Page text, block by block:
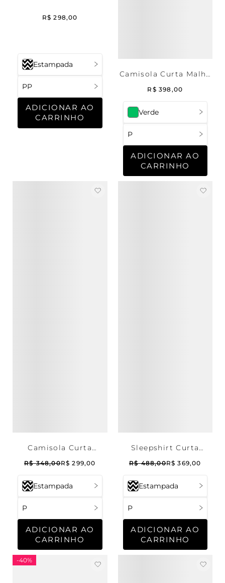
Estampada
PP
ADICIONAR AO
CARRINHO
R$ 298,00
Verde
P
ADICIONAR AO
CARRINHO
Camisola Curta Malha
Anarruga Bahia
R$ 398,00
Estampada
P
ADICIONAR AO
CARRINHO
Camisola Curta
Viscose Dream
R$ 348,00R$ 299,00
Estampada
P
ADICIONAR AO
CARRINHO
Sleepshirt Curta
Cetim Itabuna
R$ 488,00R$ 369,00
-40%